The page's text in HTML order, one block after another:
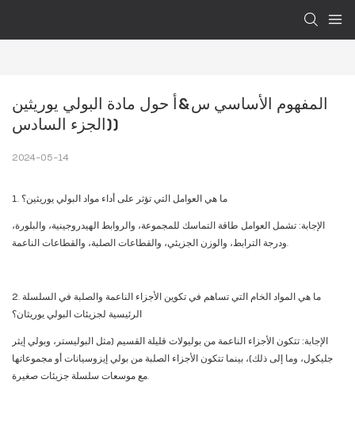
المفهوم الأساسي س&أ حول مادة البولي يوريثين
(الجزء السادس)
2024-05-14
الإجابة: تشمل العوامل طاقة التماسك للمجموعة، والروابط الهيدروجينية، والبلورة،
ودرجة الترابط، والوزن الجزيئي، والقطاعات الصلبة، والقطاعات الناعمة.
2. ما هي المواد الخام التي تساهم في تكوين الأجزاء الناعمة والصلبة في السلسلة
الإجابة: تتكون الأجزاء الناعمة من بوليولات قليلة القسيم (مثل البوليستر، وبولي إيثر
جليكول، وما إلى ذلك)، بينما تتكون الأجزاء الصلبة من بولي إيزوسيانات أو مجموعاتها
مع موسعات سلسلة جزيئات صغيرة.